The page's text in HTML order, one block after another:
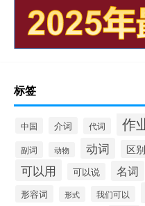
标签
中国 介词 代词 作
副词
动物 动词 区别
可以用 可以说 名词
形容词
形式 我们可以